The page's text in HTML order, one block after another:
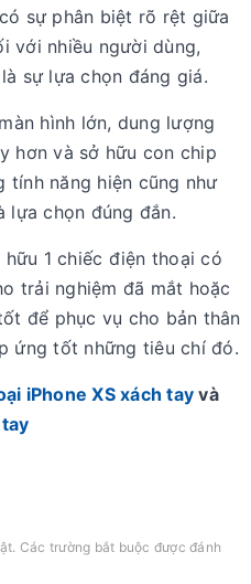
sự phân biệt rõ rệt giữa
với nhiều người dùng,
sự lựa chọn đáng giá.
hình lớn, dung lượng
hơn và sở hữu con chip
tính năng hiện cũng như
lựa chọn đúng đắn.
hữu 1 chiếc điện thoại có
trải nghiệm đã mắt hoặc
để phục vụ cho bản thân
ứng tốt những tiêu chí đó.
iPhone XS xách tay và
Các trường bắt buộc được đánh